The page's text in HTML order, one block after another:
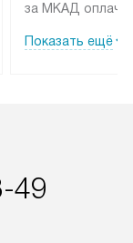
за МКАД
партнера
по монтажу
Показать ещё
49